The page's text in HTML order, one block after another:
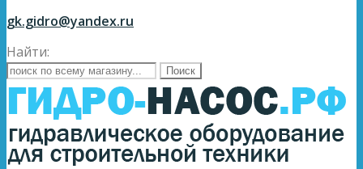
gk.gidro@yandex.ru
Найти: